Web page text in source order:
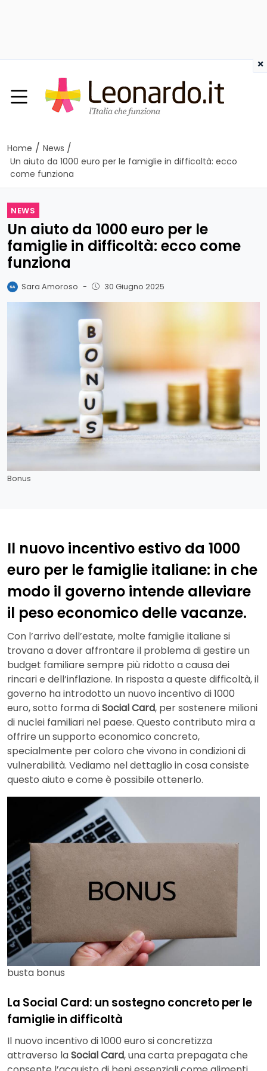
Home / News /
Un aiuto da 1000 euro per le famiglie in difficoltà: ecco
come funziona
NEWS
Un aiuto da 1000 euro per le
famiglie in difficoltà: ecco come
funziona
Sara Amoroso - 30 Giugno 2025
Bonus
Il nuovo incentivo estivo da 1000
euro per le famiglie italiane: in che
modo il governo intende alleviare
il peso economico delle vacanze.
Con l’arrivo dell’estate, molte famiglie italiane si
trovano a dover affrontare il problema di gestire un
budget familiare sempre più ridotto a causa dei
rincari e dell’inflazione. In risposta a queste difficoltà, il
governo ha introdotto un nuovo incentivo di 1000
euro, sotto forma diSocial Card, per sostenere milioni
di nuclei familiari nel paese. Questo contributo mira a
offrire un supporto economico concreto,
specialmente per coloro che vivono in condizioni di
vulnerabilità. Vediamo nel dettaglio in cosa consiste
questo aiuto e come è possibile ottenerlo.
busta bonus
La Social Card: un sostegno concreto per le
famiglie in difficoltà
Il nuovo incentivo di 1000 euro si concretizza
attraverso laSocial Card, una carta prepagata che
×